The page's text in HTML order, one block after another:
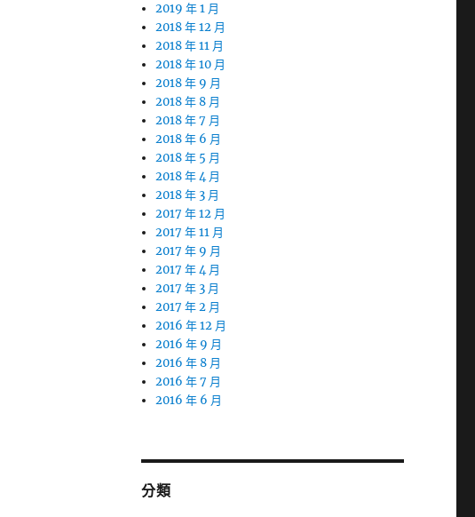
2019 年 1 月
2018 年 12 月
2018 年 11 月
2018 年 10 月
2018 年 9 月
2018 年 8 月
2018 年 7 月
2018 年 6 月
2018 年 5 月
2018 年 4 月
2018 年 3 月
2017 年 12 月
2017 年 11 月
2017 年 9 月
2017 年 4 月
2017 年 3 月
2017 年 2 月
2016 年 12 月
2016 年 9 月
2016 年 8 月
2016 年 7 月
2016 年 6 月
分類